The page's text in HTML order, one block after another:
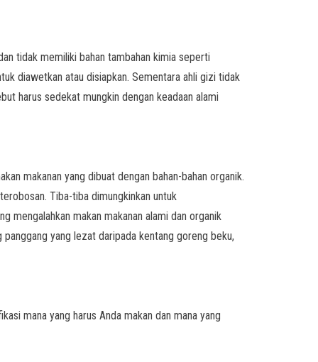
tidak memiliki bahan tambahan kimia seperti
diawetkan atau disiapkan. Sementara ahli gizi tidak
harus sedekat mungkin dengan keadaan alami
makanan yang dibuat dengan bahan-bahan organik.
Tiba-tiba dimungkinkan untuk
mengalahkan makan makanan alami dan organik
yang lezat daripada kentang goreng beku,
mana yang harus Anda makan dan mana yang